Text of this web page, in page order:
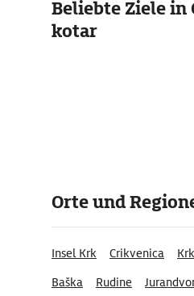
Beliebte Ziele
kotar
Orte und
Insel Krk Crikvenica
Baška
Rudine